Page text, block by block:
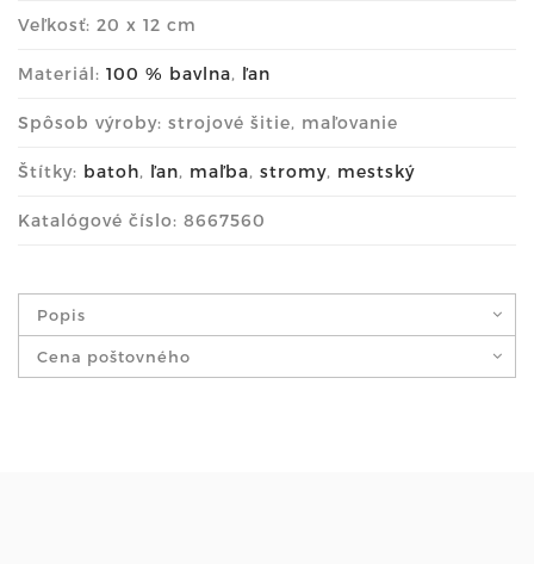
Veľkosť: 20 x 12 cm
Materiál: 100 % bavlna, ľan
Spôsob výroby: strojové šitie, maľovanie
Štítky: batoh, ľan, maľba, stromy, mestský
Katalógové číslo: 8667560
Popis
Cena poštovného